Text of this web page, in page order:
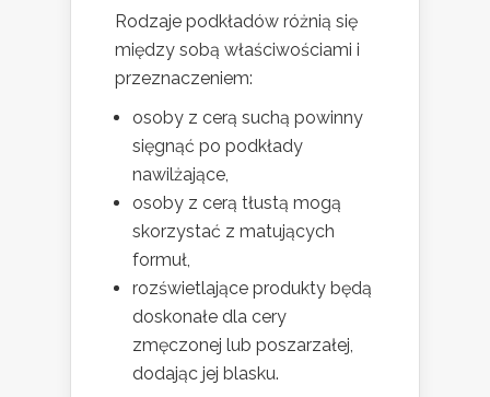
Rodzaje podkładów różnią się
między sobą właściwościami i
przeznaczeniem:
osoby z cerą suchą powinny
sięgnąć po podkłady
nawilżające,
osoby z cerą tłustą mogą
skorzystać z matujących
formuł,
rozświetlające produkty będą
doskonałe dla cery
zmęczonej lub poszarzałej,
dodając jej blasku.